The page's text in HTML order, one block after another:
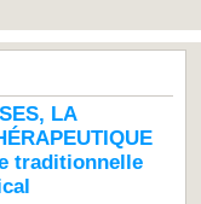
LA
traditionnelle